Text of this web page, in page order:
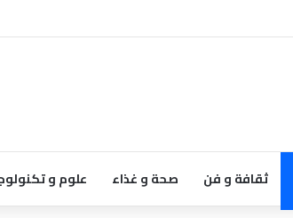
ثقافة و فن صحة و غذاء علوم و